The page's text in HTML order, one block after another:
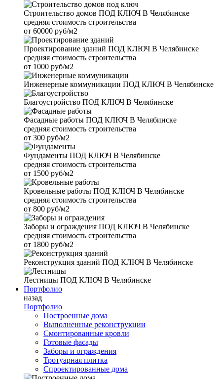
Строительство домов ПОД КЛЮЧ В Челябинске
средняя стоимость строительства
от 60000 руб/м2
Проектирование зданий ПОД КЛЮЧ В Челябинске
средняя стоимость строительства
от 1000 руб/м2
Инженерные коммуникации ПОД КЛЮЧ В Челябинске
Благоустройство ПОД КЛЮЧ В Челябинске
Фасадные работы ПОД КЛЮЧ В Челябинске
средняя стоимость строительства
от 300 руб/м2
Фундаменты ПОД КЛЮЧ В Челябинске
средняя стоимость строительства
от 1500 руб/м2
Кровельные работы ПОД КЛЮЧ В Челябинске
средняя стоимость строительства
от 800 руб/м2
Заборы и ограждения ПОД КЛЮЧ В Челябинске
средняя стоимость строительства
от 1800 руб/м2
Реконструкция зданий ПОД КЛЮЧ В Челябинске
Лестницы ПОД КЛЮЧ В Челябинске
Портфолио
назад
Портфолио
Построенные дома
Выполненные реконструкции
Смонтированные кровли
Готовые фасады
Заборы и ограждения
Тротуарная плитка
Спроектированные дома